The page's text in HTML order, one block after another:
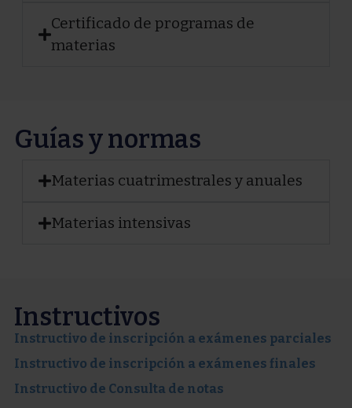
Certificado de programas de
materias
Guías y normas
Materias cuatrimestrales y anuales
Materias intensivas
Instructivos
Instructivo de inscripción a exámenes parciales
Instructivo de inscripción a exámenes finales
Instructivo de Consulta de notas